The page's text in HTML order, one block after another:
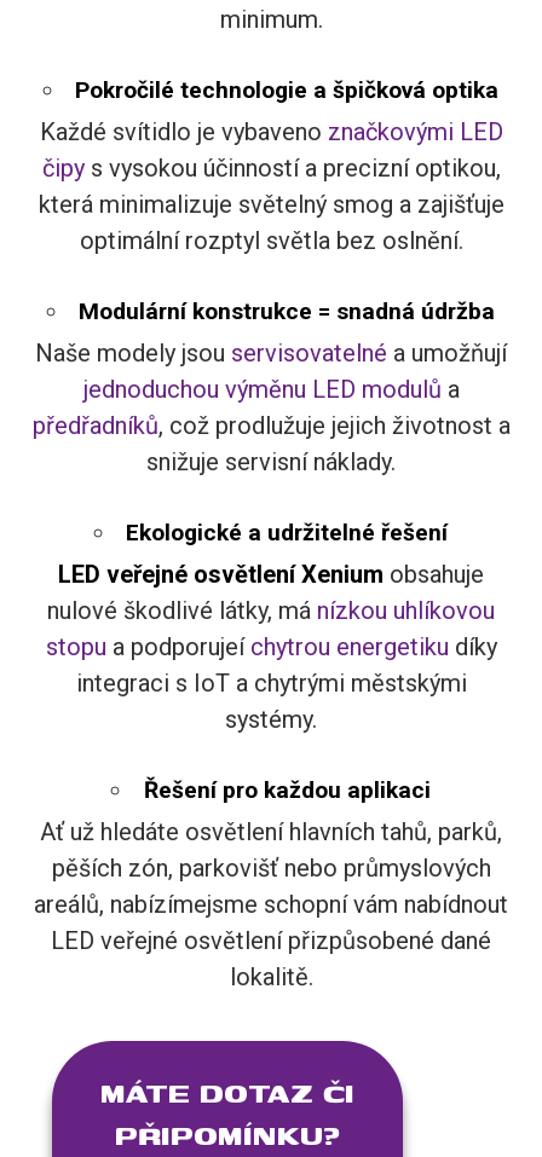
minimum.
Pokročilé technologie a špičková optika
Každé svítidlo je vybaveno značkovými LED
čipys vysokou účinností a precizní optikou,
která minimalizuje světelný smog a zajišťuje
optimální rozptyl světla bez oslnění.
Modulární konstrukce = snadná údržba
Naše modely jsou servisovatelné a umožňují
jednoduchou výměnu LED modulů a
předřadníků, což prodlužuje jejich životnost a
snižuje servisní náklady.
Ekologické a udržitelné řešení
LED veřejné osvětlení Xenium obsahuje
nulové škodlivé látky, má nízkou uhlíkovou
stopu a podporujeí chytrou energetiku díky
integraci s IoT a chytrými městskými
systémy.
Řešení pro každou aplikaci
Ať už hledáte osvětlení hlavních tahů, parků,
pěších zón, parkovišť nebo průmyslových
areálů, nabízímejsme schopní vám nabídnout
LED veřejné osvětlení přizpůsobené dané
lokalitě.
MÁTE DOTAZ ČI
PŘIPOMÍNKU?